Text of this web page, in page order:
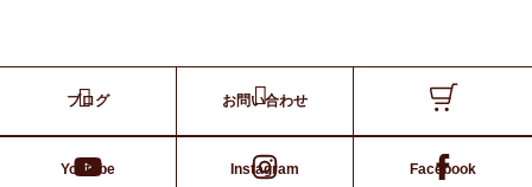
ブログ お問い合わせ
Youtube Instagram Facebook